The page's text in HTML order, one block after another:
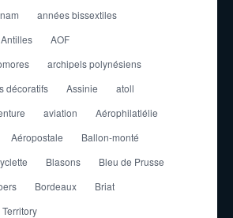
années bissextiles
Antilles
AOF
archipels polynésiens
décoratifs Assinie
atoll
aviation
Aérophilatlélie
Aéropostale
Ballon-monté
Blasons
Bleu de Prusse
Bordeaux
Briat